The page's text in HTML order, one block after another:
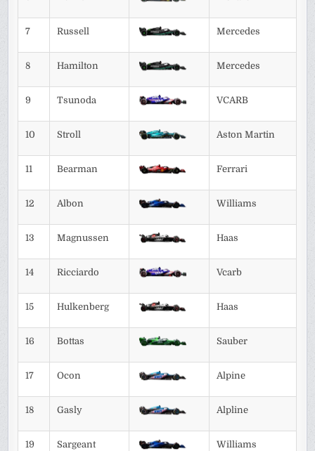
7 Russell Mercedes
8 Hamilton Mercedes
9 Tsunoda VCARB
10 Stroll Aston Martin
11 Bearman Ferrari
12 Albon Williams
13 Magnussen Haas
14 Ricciardo Vcarb
15 Hulkenberg Haas
16 Bottas Sauber
17 Ocon Alpine
18 Gasly Alpline
19 Sargeant Williams